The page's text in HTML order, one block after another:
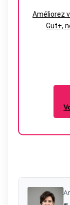
Améliorez
Gut+,